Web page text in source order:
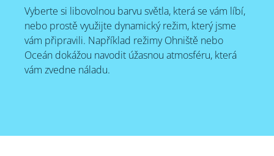
Vyberte si libovolnou barvu světla, která se vám líbí,
nebo prostě využijte dynamický režim, který jsme
vám připravili. Například režimy Ohniště nebo
Oceán dokážou navodit úžasnou atmosféru, která
vám zvedne náladu.